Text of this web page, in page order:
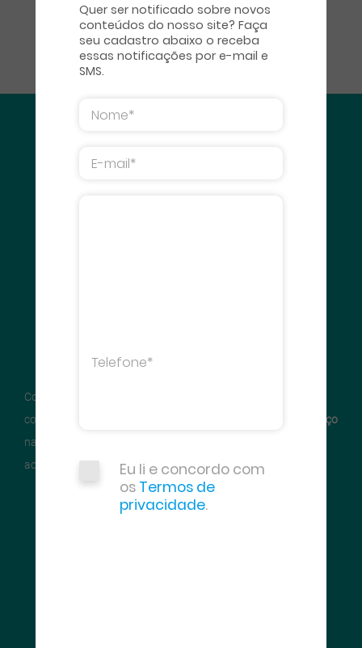
Quer ser notificado sobre novos
conteúdos do nosso site? Faça
seu cadastro abaixo o receba
essas notificações por e-mail e
SMS.
Eu li e concordo com
os Termos de
privacidade.
Com a importância do
consumidor em todo o mundo - expandiu-se o consumo do
aço
na construção, e, consequentemente, as siderúrgicas
acompanharam essa evolução.